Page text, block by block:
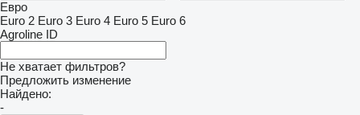
Евро
Euro 2 Euro 3 Euro 4 Euro 5 Euro 6
Agroline ID
Не хватает фильтров?
Предложить изменение
Найдено:
-